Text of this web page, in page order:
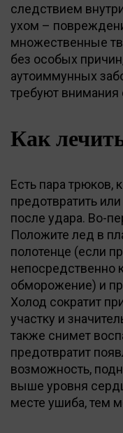
следствием
ухом –
множественные
без особых
аутоиммунных
требуют внимания
Как
Есть пара трюков,
предотвратить
после удара. Во-
Положите лед в
полотенце (если
непосредственно
обморожение) и
Холод сократит
участку и
также снимет
предотвратит
возможность,
выше уровня
месте ушиба, тем